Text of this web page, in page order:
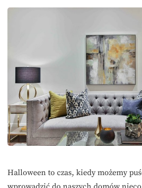
Halloween to czas, kiedy możemy